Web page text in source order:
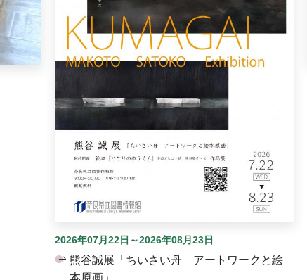
2026年07月22日～2026年08月23日
熊谷誠展「ちいさい舟 アートワークと絵
本原画」